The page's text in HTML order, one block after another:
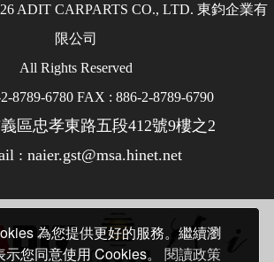
為您提供更好的服務。繼續瀏
您同意使用 Cookies。
閱讀政策
ADIT CARPARTS CO., LTD. 東鈞企業有
限公司
All Rights Reserved
8789-6780 FAX : 886-2-8789-6790
區忠孝東路五段412號9樓之2
: naier.gst@msa.hinet.net